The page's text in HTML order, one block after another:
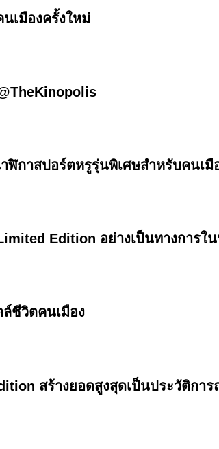
เมืองครั้งใหม่
กาสปอร์ตหรูรุ่นพิเศษสำหรับคนเมื
Edition อย่างเป็นทางการใ
ชีวิตคนเมือง
สร้างยอดสูงสุดเป็นประวัติกา